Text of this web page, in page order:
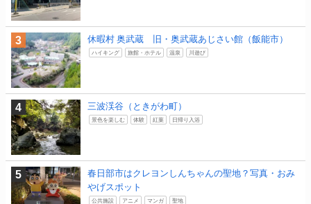
休暇村 奥武蔵 旧・奥武蔵あじさい館（飯能市）
ハイキング 旅館・ホテル 温泉 川遊び
三波渓谷（ときがわ町）
景色を楽しむ 体験 紅葉 日帰り入浴
春日部市はクレヨンしんちゃんの聖地？写真・おみ
やげスポット
公共施設 アニメ マンガ 聖地